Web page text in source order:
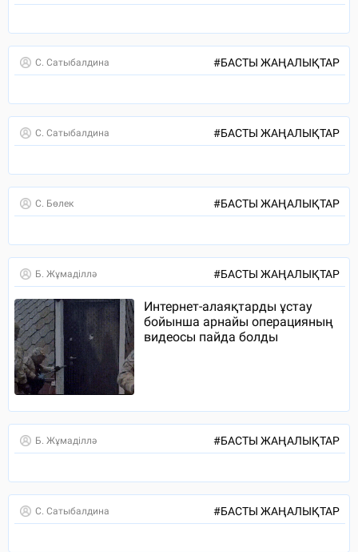
С. Сатыбалдина #БАСТЫ ЖАҢАЛЫҚТАР
С. Сатыбалдина #БАСТЫ ЖАҢАЛЫҚТАР
С. Бөлек #БАСТЫ ЖАҢАЛЫҚТАР
Б. Жұмаділлә #БАСТЫ ЖАҢАЛЫҚТАР
Интернет-алаяқтарды ұстау
бойынша арнайы операцияның
видеосы пайда болды
Б. Жұмаділлә #БАСТЫ ЖАҢАЛЫҚТАР
С. Сатыбалдина #БАСТЫ ЖАҢАЛЫҚТАР